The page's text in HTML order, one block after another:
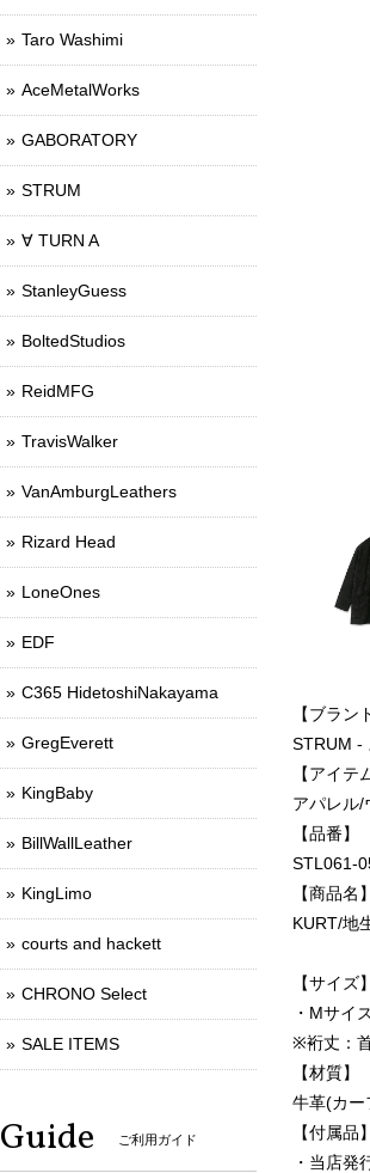
【ブラン
STRUM -
【アイテ
アパレル/
【品番】
STL061-
【商品名】
KURT/地
【サイズ】
・Mサイ
※裄丈：
【材質】
牛革(カー
【付属品】
・当店発
Taro Washimi
AceMetalWorks
GABORATORY
STRUM
∀ TURN A
StanleyGuess
BoltedStudios
ReidMFG
TravisWalker
VanAmburgLeathers
Rizard Head
LoneOnes
EDF
C365 HidetoshiNakayama
GregEverett
KingBaby
BillWallLeather
KingLimo
courts and hackett
CHRONO Select
SALE ITEMS
Guide ご利用ガイド